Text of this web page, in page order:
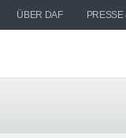
ÜBER DAF PRESSE